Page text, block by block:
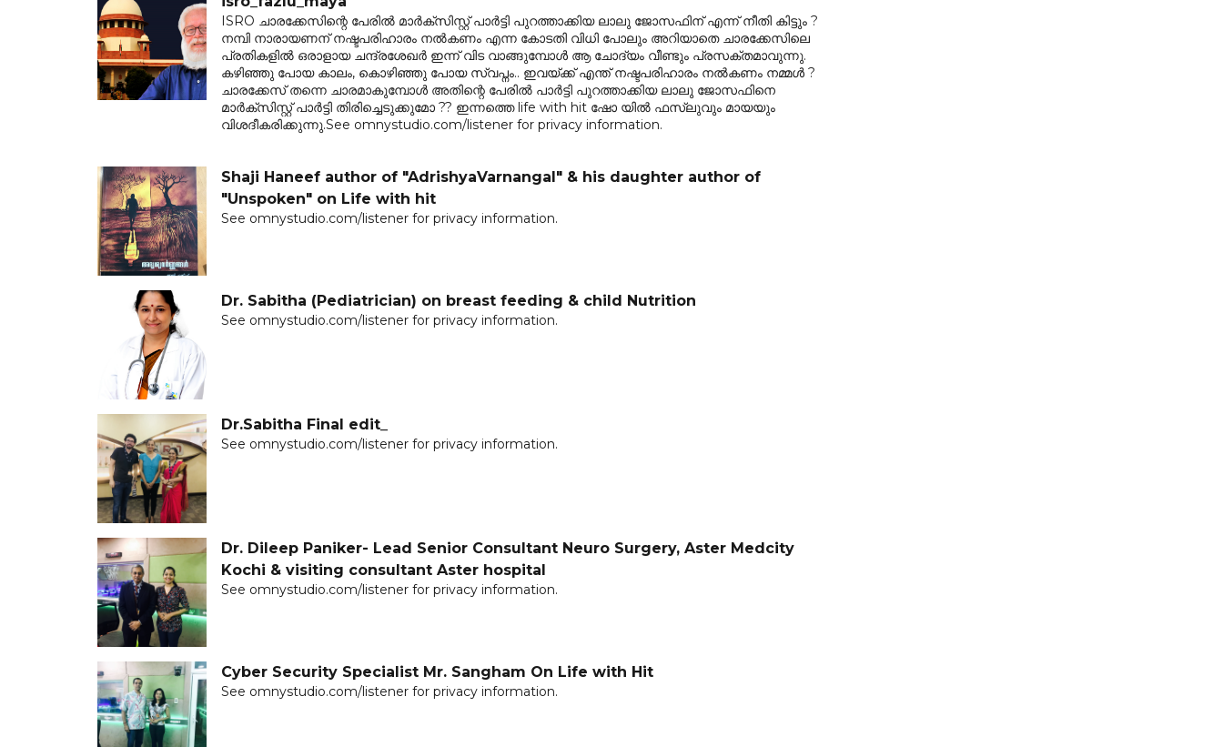
ISRO ചാരക്കേസിന്റെ പേരിൽ മാർക്സിസ്റ്റ് പാർട്ടി പുറത്താക്കിയ ലാലു ജോസഫിന് എന്ന് നീതി കിട്ടും ?
നമ്പി നാരായണന് നഷ്ടപരിഹാരം നൽകണം എന്ന കോടതി വിധി പോലും അറിയാതെ ചാരക്കേസിലെ
പ്രതികളിൽ ഒരാളായ ചന്ദ്രശേഖർ ഇന്ന് വിട വാങ്ങുമ്പോൾ ആ ചോദ്യം വീണ്ടും പ്രസക്തമാവുന്നു.
കഴിഞ്ഞു പോയ കാലം, കൊഴിഞ്ഞു പോയ സ്വപ്നം.. ഇവയ്ക്ക് എന്ത് നഷ്ടപരിഹാരം നൽകണം നമ്മൾ ?
ചാരക്കേസ് തന്നെ ചാരമാകുമ്പോൾ അതിന്റെ പേരിൽ പാർട്ടി പുറത്താക്കിയ ലാലു ജോസഫിനെ
മാർക്സിസ്റ്റ് പാർട്ടി തിരിച്ചെടുക്കുമോ ?? ഇന്നത്തെ life with hit ഷോ യിൽ ഫസ്‌ലുവും മായയും
വിശദീകരിക്കുന്നു.See omnystudio.com/listener for privacy information.
Shaji Haneef author of "AdrishyaVarnangal" & his daughter author of
"Unspoken" on Life with hit
See omnystudio.com/listener for privacy information.
Dr. Sabitha (Pediatrician) on breast feeding & child Nutrition
See omnystudio.com/listener for privacy information.
Dr.Sabitha Final edit_
See omnystudio.com/listener for privacy information.
Dr. Dileep Paniker- Lead Senior Consultant Neuro Surgery, Aster Medcity
Kochi & visiting consultant Aster hospital
See omnystudio.com/listener for privacy information.
Cyber Security Specialist Mr. Sangham On Life with Hit
See omnystudio.com/listener for privacy information.